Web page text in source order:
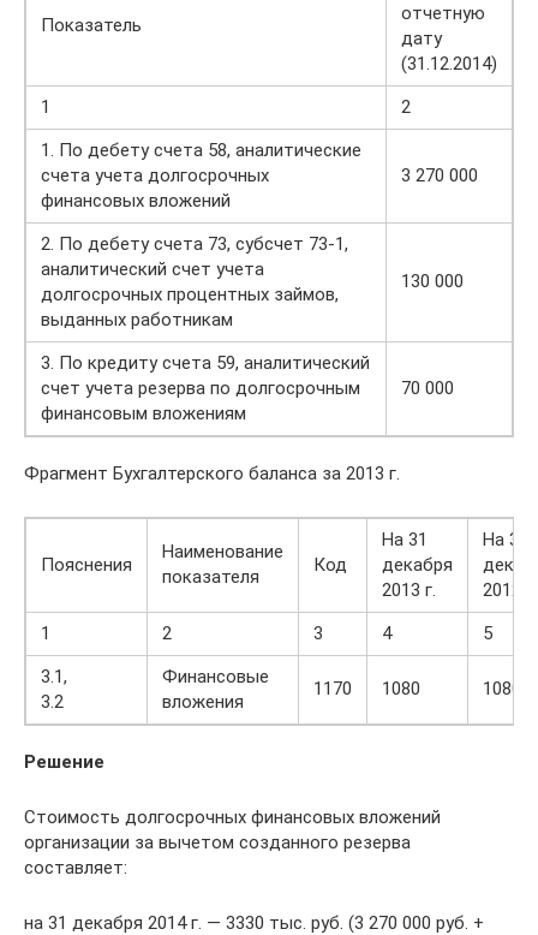
Показатель
отчетную
дату
(31.12.2014)
1
2
1. По дебету счета 58, аналитические
счета учета долгосрочных
финансовых вложений
3 270 000
2. По дебету счета 73, субсчет 73-1,
аналитический счет учета
долгосрочных процентных займов,
выданных работникам
130 000
3. По кредиту счета 59, аналитический
счет учета резерва по долгосрочным
финансовым вложениям
70 000
Фрагмент Бухгалтерского баланса за 2013 г.
Пояснения
Наименование
показателя
Код
На 31
декабря
2013 г.
На 31
2012 г.
1
2 3 4
5
3.1,
3.2
Финансовые
вложения
1170 1080 1080
Решение
Стоимость долгосрочных финансовых вложений
организации за вычетом созданного резерва
составляет:
на 31 декабря 2014 г. — 3330 тыс. руб. (3 270 000 руб. +